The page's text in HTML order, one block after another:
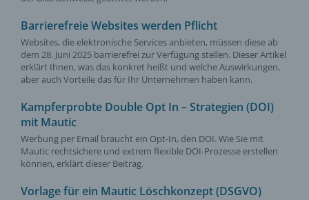
Barrierefreie Websites werden Pflicht
Websites, die elektronische Services anbieten, müssen diese ab
dem 28. Juni 2025 barrierefrei zur Verfügung stellen. Dieser Artikel
erklärt Ihnen, was das konkret heißt und welche Auswirkungen,
aber auch Vorteile das für Ihr Unternehmen haben kann.
Kampferprobte Double Opt In – Strategien (DOI)
mit Mautic
Werbung per Email braucht ein Opt-In, den DOI. Wie Sie mit
Mautic rechtsichere und extrem flexible DOI-Prozesse erstellen
können, erklärt dieser Beitrag.
Vorlage für ein Mautic Löschkonzept (DSGVO)